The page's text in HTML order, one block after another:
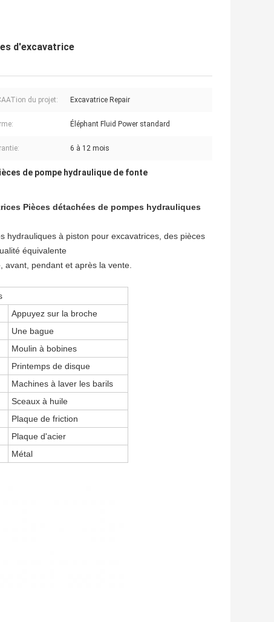
d'excavatrice
du projet: Excavatrice Repair
Éléphant Fluid Power standard
6 à 12 mois
de pompe hydraulique de fonte
Pièces détachées de pompes hydrauliques
hydrauliques à piston pour excavatrices, des pièces
équivalente
avant, pendant et après la vente.
Appuyez sur la broche
Une bague
Moulin à bobines
Printemps de disque
Machines à laver les barils
Sceaux à huile
Plaque de friction
Plaque d'acier
Métal